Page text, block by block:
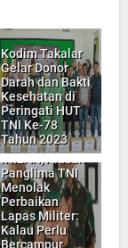
Kodim Takalar
Gelar Donor
Darah dan Bakti
Kesehatan di
Peringati HUT
TNI Ke-78
Tahun 2023
INILAH, Alasan
Panglima TNI
Menolak
Perbaikan
Lapas Militer:
Kalau Perlu
Bercampur